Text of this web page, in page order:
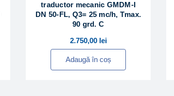
traductor mecanic GMDM-I
DN 50-FL, Q3= 25 mc/h, Tmax.
90 grd. C
2.750,00 lei
Adaugă în coș